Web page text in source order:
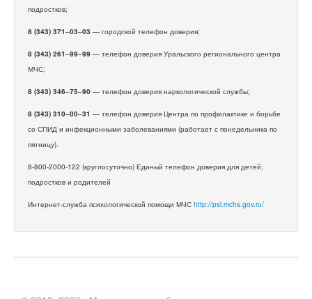
подростков;
8 (343) 371–03–03 — городской телефон доверия;
8 (343) 261–99–99 — телефон доверия Уральского регионального центра
МЧС;
8 (343) 346–75–90 — телефон доверия наркологической службы;
8 (343) 310–00–31 — телефон доверия Центра по профилактике и борьбе
со СПИД и инфекционными заболеваниями (работает с понедельника по
пятницу).
8-800-2000-122 (круглосуточно) Единый телефон доверия для детей,
подростков и родителей
Интернет-служба психологической помощи МЧС http://psi.mchs.gov.ru/